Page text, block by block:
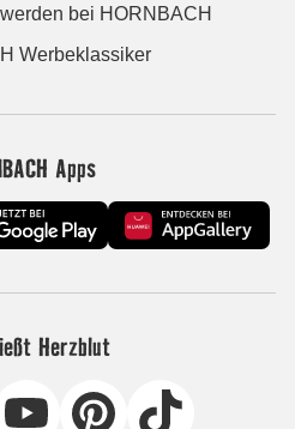
bei HORNBACH
Werbeklassiker
Apps
Herzblut